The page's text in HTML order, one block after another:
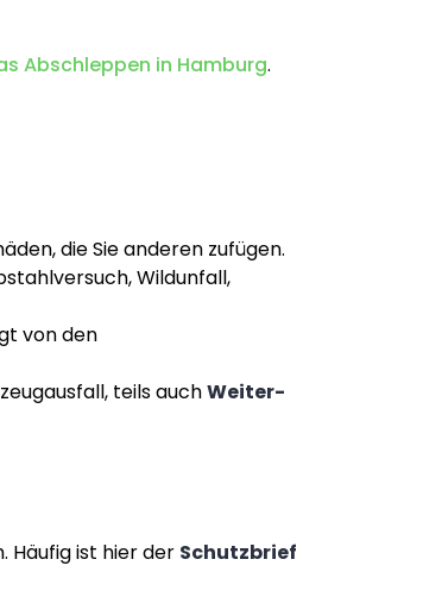
Abschleppen in Hamburg.
die Sie anderen zufügen.
Wildunfall,
von den
teils auchWeiter-
Häufig ist hier der Schutzbrief